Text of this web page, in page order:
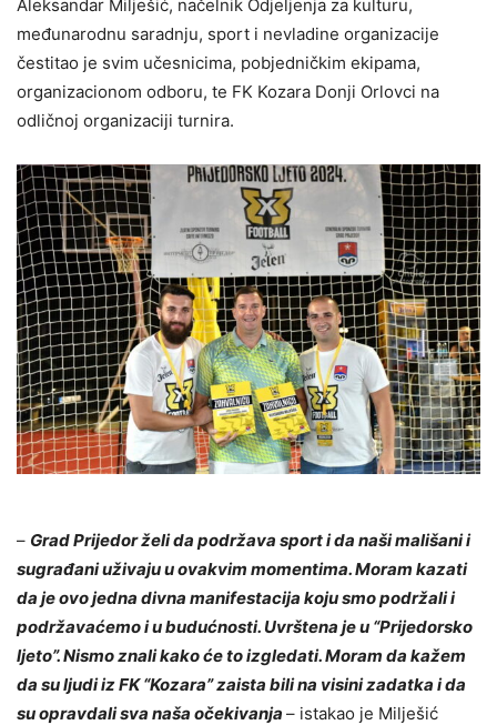
Aleksandar Milješić, načelnik Odjeljenja za kulturu,
međunarodnu saradnju, sport i nevladine organizacije
čestitao je svim učesnicima, pobjedničkim ekipama,
organizacionom odboru, te FK Kozara Donji Orlovci na
odličnoj organizaciji turnira.
– Grad Prijedor želi da podržava sport i da naši mališani i
sugrađani uživaju u ovakvim momentima. Moram kazati
da je ovo jedna divna manifestacija koju smo podržali i
podržavaćemo i u budućnosti. Uvrštena je u “Prijedorsko
ljeto”. Nismo znali kako će to izgledati. Moram da kažem
da su ljudi iz FK “Kozara” zaista bili na visini zadatka i da
su opravdali sva naša očekivanja – istakao je Milješić